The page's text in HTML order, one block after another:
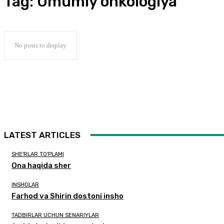
No posts to display
LATEST ARTICLES
SHE'RLAR TO'PLAMI
Ona haqida sher
INSHOLAR
Farhod va Shirin dostoni insho
TADBIRLAR UCHUN SENARIYLAR